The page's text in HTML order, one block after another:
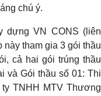
chú ý.
VN CONS (liên
này tham gia 3 gói thầu
cả hai gói trúng thầu
và Gói thầu số 01: Thi
TNHH MTV Thương